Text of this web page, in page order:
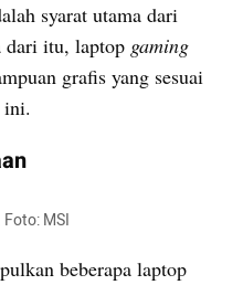
syarat utama dari
dari itu, laptop gaming
grafis yang sesuai
ini.
MSI